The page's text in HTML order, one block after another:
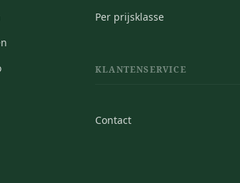
Per prijsklasse
KLANTENSERVICE
Contact